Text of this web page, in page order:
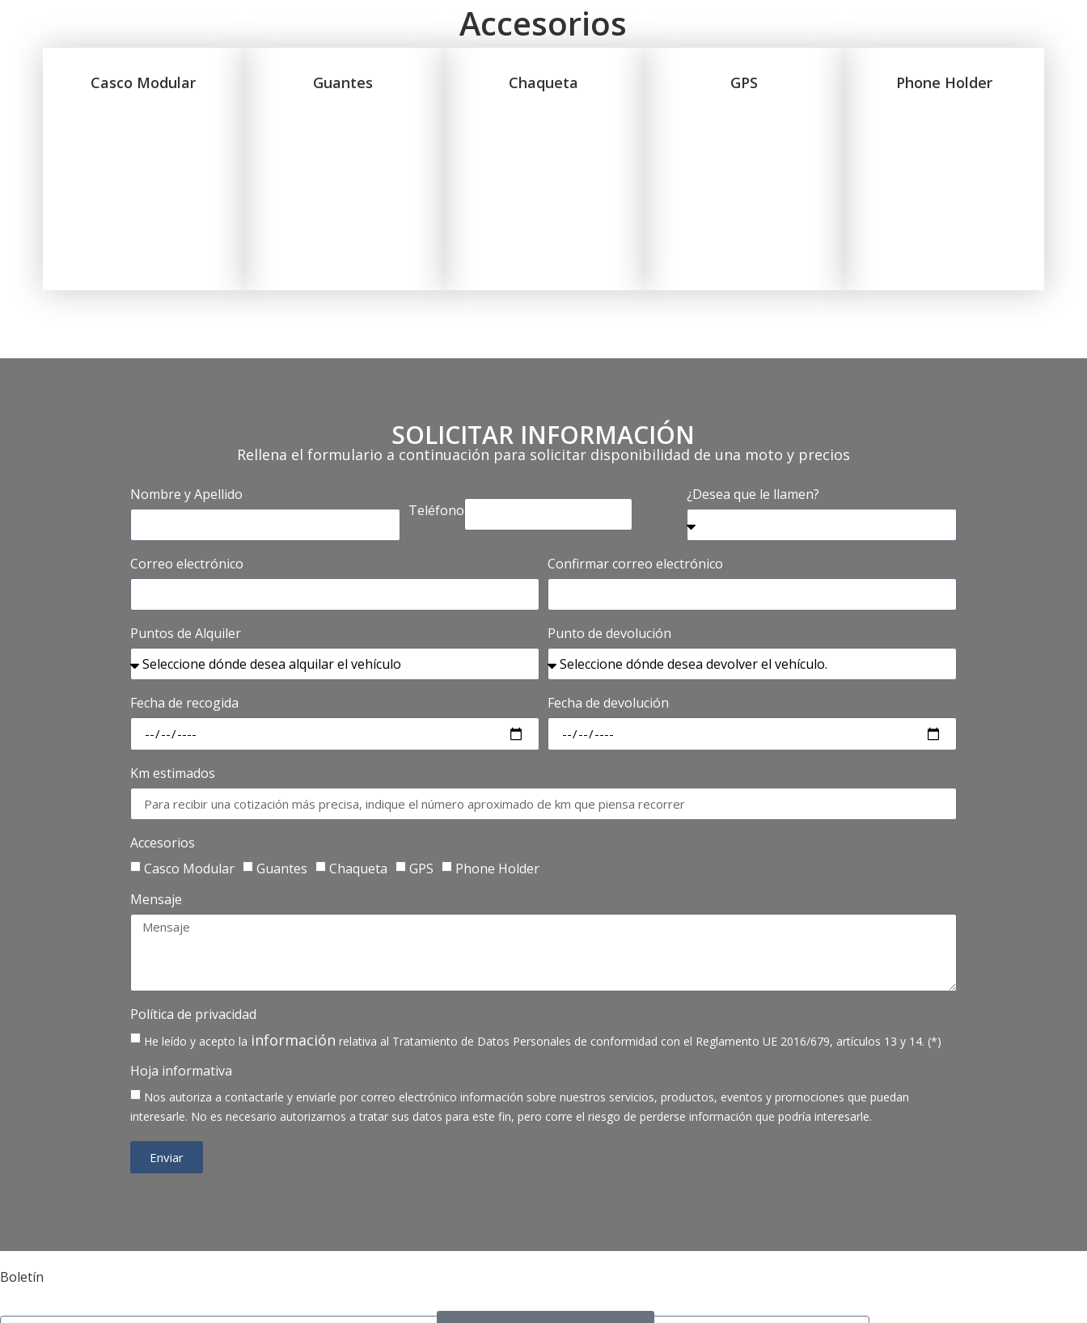
Accesorios
Casco Modular Guantes Chaqueta GPS Phone Holder
SOLICITAR INFORMACIÓN
Rellena el formulario a continuación para solicitar disponibilidad de una moto y precios
Nombre y Apellido
Teléfono
¿Desea que le llamen?
Correo electrónico Confirmar correo electrónico
Puntos de Alquiler Punto de devolución
Fecha de recogida Fecha de devolución
Km estimados
Accesorios
Casco Modular
Guantes Chaqueta GPS
Phone Holder
Mensaje
Política de privacidad
He leído y acepto la información relativa al Tratamiento de Datos Personales de conformidad con el Reglamento UE 2016/679, artículos 13 y 14. (*)
Hoja informativa
Nos autoriza a contactarle y enviarle por correo electrónico información sobre nuestros servicios, productos, eventos y promociones que puedan
interesarle. No es necesario autorizarnos a tratar sus datos para este fin, pero corre el riesgo de perderse información que podría interesarle.
Enviar
Boletín